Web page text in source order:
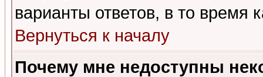
варианты ответов, в то время
Вернуться к началу
Почему мне недоступны